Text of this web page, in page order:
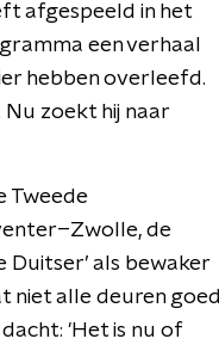
afgespeeld in het
een verhaal
hebben overleefd.
Nu zoekt hij naar
Tweede
de
Duitser’ als bewaker
niet alle deuren goed
'Het is nu of